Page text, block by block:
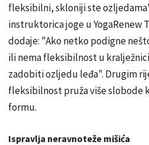
fleksibilni, skloniji ste
instruktorica joge u YogaRenew
dodaje: "Ako netko podigne
ili nema fleksibilnost u
zadobiti ozljedu leđa". Drugim
fleksibilnost pruža više slobode
formu.
Ispravlja neravnoteže mišića